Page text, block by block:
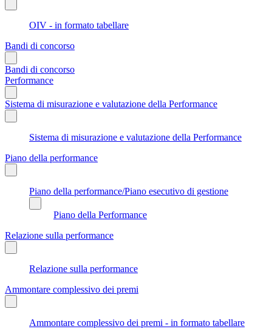
OIV - in formato tabellare
Bandi di concorso
Bandi di concorso
Performance
Sistema di misurazione e valutazione della Performance
Sistema di misurazione e valutazione della Performance
Piano della performance
Piano della performance/Piano esecutivo di gestione
Piano della Performance
Relazione sulla performance
Relazione sulla performance
Ammontare complessivo dei premi
Ammontare complessivo dei premi - in formato tabellare